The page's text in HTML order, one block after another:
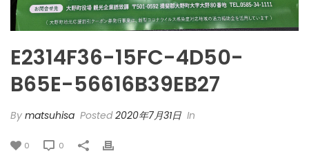
E2314F36-15FC-4D50-
B65E-56616B39EB27
By matsuhisa Posted2020年7月31日 In
0 0